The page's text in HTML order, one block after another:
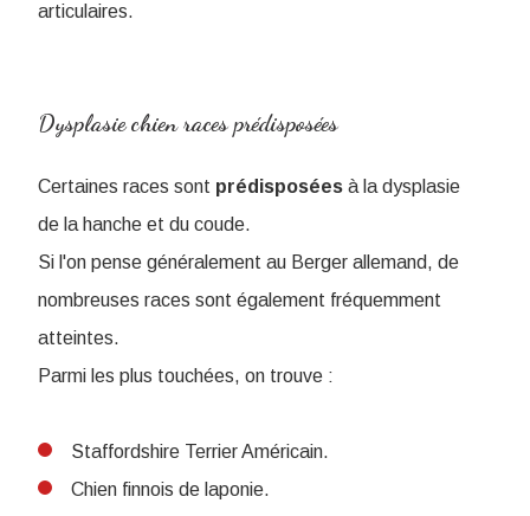
articulaires.
Dysplasie chien races prédisposées
Certaines races sont prédisposées à la dysplasie
de la hanche et du coude.
Si l'on pense généralement au Berger allemand, de
nombreuses races sont également fréquemment
atteintes.
Parmi les plus touchées, on trouve :
Staffordshire Terrier Américain.
Chien finnois de laponie.